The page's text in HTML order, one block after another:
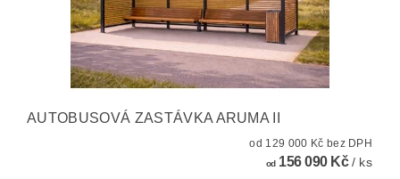
AUTOBUSOVÁ ZASTÁVKA ARUMA II
od 129 000 Kč bez DPH
od156 090 Kč/ ks